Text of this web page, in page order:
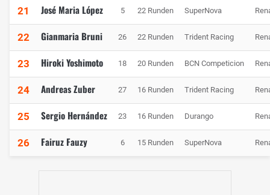
21 José Maria López 5 22 Runden SuperNova
22 Gianmaria Bruni 26 22 Runden Trident Racing
23 Hiroki Yoshimoto 18 20 Runden BCN Competicion
24 Andreas Zuber 27 16 Runden Trident Racing
25 Sergio Hernández 23 16 Runden Durango
26 Fairuz Fauzy 6 15 Runden SuperNova